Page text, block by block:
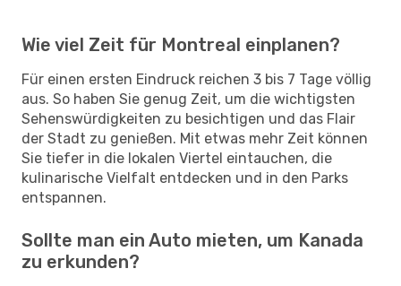
Wie viel Zeit für Montreal einplanen?
Für einen ersten Eindruck reichen 3 bis 7 Tage völlig
aus. So haben Sie genug Zeit, um die wichtigsten
Sehenswürdigkeiten zu besichtigen und das Flair
der Stadt zu genießen. Mit etwas mehr Zeit können
Sie tiefer in die lokalen Viertel eintauchen, die
kulinarische Vielfalt entdecken und in den Parks
entspannen.
Sollte man ein Auto mieten, um Kanada
zu erkunden?